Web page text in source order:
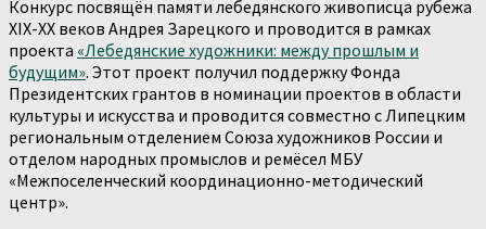
Конкурс посвящён памяти лебедянского живописца рубежа
XIX-XX веков Андрея Зарецкого и проводится в рамках
проекта «Лебедянские художники: между прошлым и
будущим». Этот проект получил поддержку Фонда
Президентских грантов в номинации проектов в области
культуры и искусства и проводится совместно с Липецким
региональным отделением Союза художников России и
отделом народных промыслов и ремёсел МБУ
«Межпоселенческий координационно-методический
центр».